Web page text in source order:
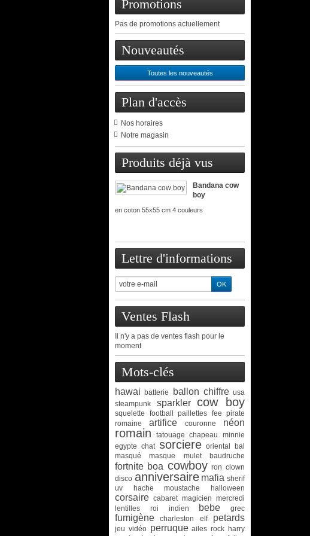
Promotions
Pas de promotions actuellement
Nouveautés
Toutes les nouveautés
Plan d'accès
Nos horaires
Notre magasin
Produits déjà vus
Bandana cow
boy
en coton 55x55 cm 4 couleurs
Lettre d'informations
Ventes Flash
Il n'y a pas de ventes flash pour le
moment
Mots-clés
hawai batterie ballon chiffre usa
steampunk
sparkler cow boy
squelette football paillettes fee pirate
romaine
artifice couronne néon
romain tatouage chapeau
minnie
egypte chat sorciere oriental
bal
masqué
masque mulet baudruche
fortnite boa cowboy ron clown
disco anniversaire mafia sherif
uv
hache moustache halloween
corsaire cabaret magicien mercredi
lentilles
roi indien bebe grec
fumigène charleston elf petards
jeu vidéo perruque ailes rock harry